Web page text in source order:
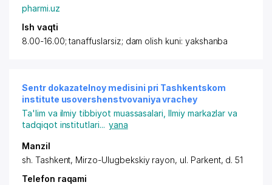
pharmi.uz
Ish vaqti
8.00-16.00; tanaffuslarsiz; dam olish kuni: yakshanba
Sentr dokazatelnoy medisini pri Tashkentskom
institute usovershenstvovaniya vrachey
Ta'lim va ilmiy tibbiyot muassasalari ,Ilmiy markazlar va
tadqiqot institutlari... yana
Manzil
sh. Tashkent, Mirzo-Ulugbekskiy rayon, ul. Parkent, d. 51
Telefon raqami